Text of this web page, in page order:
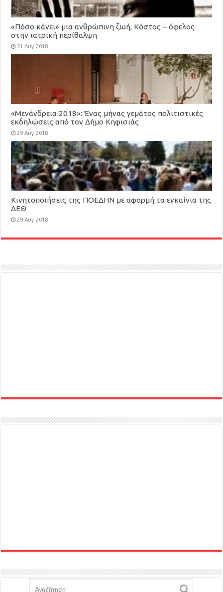
«Πόσο κάνει» μια ανθρώπινη ζωή; Κόστος – όφελος
στην ιατρική περίθαλψη
31 Αυγ 2018
«Μενάνδρεια 2018»: Ένας μήνας γεμάτος πολιτιστικές
εκδηλώσεις από τον Δήμο Κηφισιάς
29 Αυγ 2018
Κινητοποιήσεις της ΠΟΕΔΗΝ με αφορμή τα εγκαίνια της
ΔΕΘ
29 Αυγ 2018